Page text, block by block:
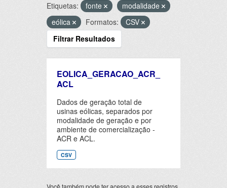
Etiquetas: fonte
modalidade
eólica
Formatos:
CSV
Filtrar Resultados
EOLICA_GERACAO_ACR_
ACL
Dados de geração total de
usinas eólicas, separados por
modalidade de geração e por
ambiente de comercialização -
ACR e ACL.
CSV